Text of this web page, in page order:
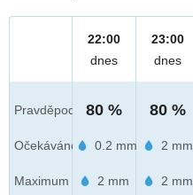
Pravděpod.
Očekáváno
Maximum
22:00
dnes
80 %
0.2 mm
2 mm
23:00
dnes
80 %
2 mm
2 mm